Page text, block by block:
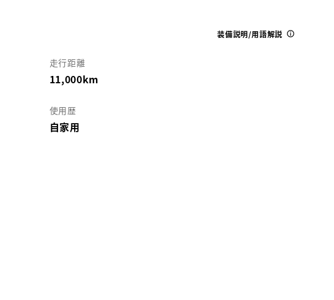
装備説明/用語解説
走行距離
11,000km
使用歴
自家用